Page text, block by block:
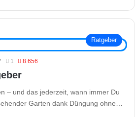
Ratgeber
1 8.656
– und das jederzeit, wann immer Du
Garten dank Düngung ohne…